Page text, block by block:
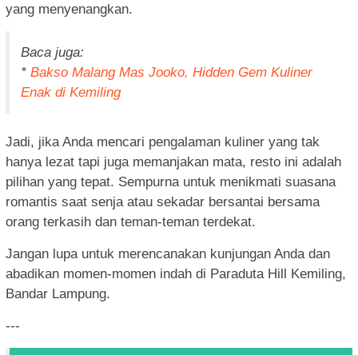
yang menyenangkan.
Baca juga:
* Bakso Malang Mas Jooko, Hidden Gem Kuliner
Enak di Kemiling
Jadi, jika Anda mencari pengalaman kuliner yang tak
hanya lezat tapi juga memanjakan mata, resto ini adalah
pilihan yang tepat. Sempurna untuk menikmati suasana
romantis saat senja atau sekadar bersantai bersama
orang terkasih dan teman-teman terdekat.
Jangan lupa untuk merencanakan kunjungan Anda dan
abadikan momen-momen indah di Paraduta Hill Kemiling,
Bandar Lampung.
---